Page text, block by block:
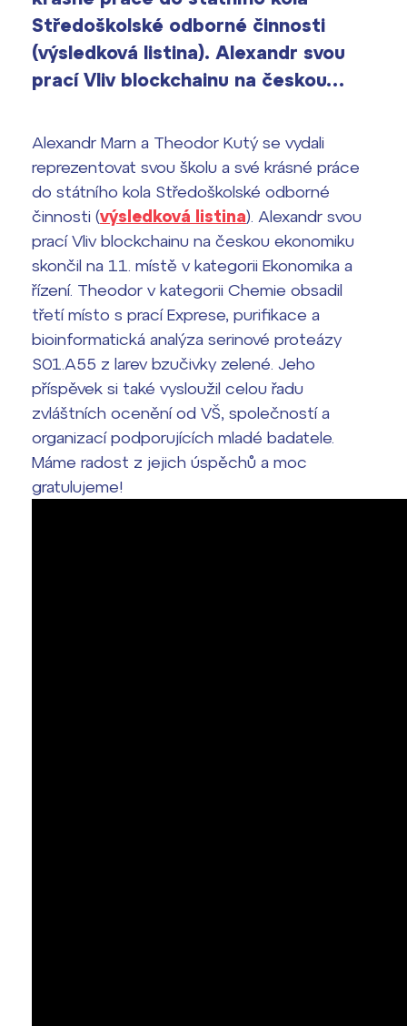
Výsledky 1. kola přijímacího řízení
2026/2027
Maturitní zkoušky
FOCUSing
Zahraniční stipendia
ČAG studentský
Maturitní témata
Pomoc! Mám problém!
Harmonogram školního roku
Termíny maturit
Bakaláři
Office 365
Středoškolské odborné činnosti
(výsledková listina). Alexandr svou
prací Vliv blockchainu na českou…
Alexandr Marn a Theodor Kutý se vydali
reprezentovat svou školu a své krásné práce
do státního kola Středoškolské odborné
činnosti (výsledková listina). Alexandr svou
pracíVliv blockchainu na českou ekonomiku
skončil na 11. místě v kategorii Ekonomika a
řízení. Theodor v kategorii Chemie obsadil
třetí místo s pracíExprese, purifikace a
bioinformatická analýza serinové proteázy
S01.A55 z larev bzučivky zelené . Jeho
příspěvek si také vysloužil celou řadu
zvláštních ocenění od VŠ, společností a
organizací podporujících mladé badatele.
Máme radost z jejich úspěchů a moc
gratulujeme!